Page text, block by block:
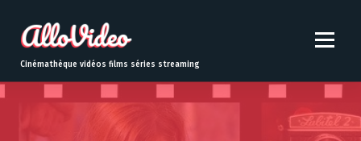
t
o
Cinémathèque vidéos films séries streaming